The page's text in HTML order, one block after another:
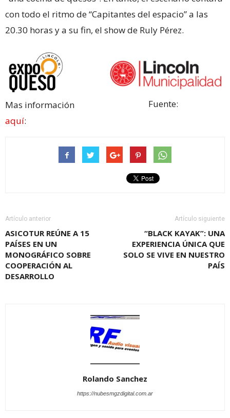
con todo el ritmo de “Capitantes del espacio” a las
20.30 horas y a su fin, el show de Ruly Pérez.
Fuente:
Mas información
aquí:
Artículo anterior
ASICOTUR REÚNE A 15
PAÍSES EN UN
MONOGRÁFICO SOBRE
COOPERACIÓN AL
DESARROLLO
Artículo siguiente
“BLACK KAYAK”: UNA
EXPERIENCIA ÚNICA QUE
SOLO SE VIVE EN NUESTRO
PAÍS
Rolando Sanchez
https://nubesmgzdigital.com.ar